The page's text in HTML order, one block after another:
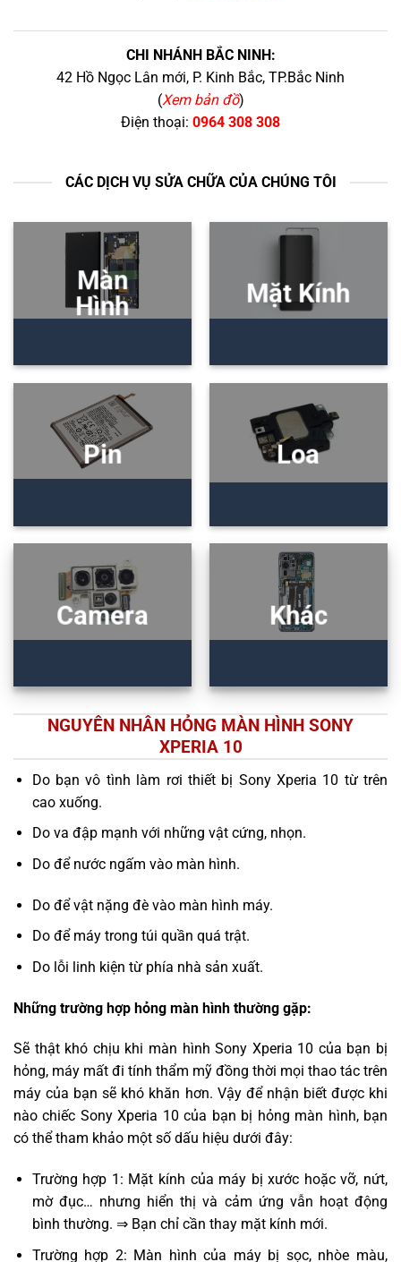
CHI NHÁNH BẮC NINH:
42 Hồ Ngọc Lân mới, P. Kinh Bắc, TP.Bắc Ninh
(Xem bản đồ)
Điện thoại: 0964 308 308
CÁC DỊCH VỤ SỬA CHỮA CỦA CHÚNG TÔI
Màn
Hình
Mặt Kính
Pin Loa
Camera Khác
NGUYÊN NHÂN HỎNG MÀN HÌNH SONY
XPERIA 10
Do bạn vô tình làm rơi thiết bị Sony Xperia 10 từ trên
cao xuống.
Do va đập mạnh với những vật cứng, nhọn.
Do để nước ngấm vào màn hình.
Do để vật nặng đè vào màn hình máy.
Do để máy trong túi quần quá trật.
Do lỗi linh kiện từ phía nhà sản xuất.
Những trường hợp hỏng màn hình thường gặp:
Sẽ thật khó chịu khi màn hình Sony Xperia 10 của bạn bị
hỏng, máy mất đi tính thẩm mỹ đồng thời mọi thao tác trên
máy của bạn sẽ khó khăn hơn. Vậy để nhận biết được khi
nào chiếc Sony Xperia 10 của bạn bị hỏng màn hình, bạn
có thể tham khảo một số dấu hiệu dưới đây:
Trường hợp 1: Mặt kính của máy bị xước hoặc vỡ, nứt,
mờ đục… nhưng hiển thị và cảm ứng vẫn hoạt động
bình thường. ⇒ Bạn chỉ cần thay mặt kính mới.
Trường hợp 2: Màn hình của máy bị sọc, nhòe màu,